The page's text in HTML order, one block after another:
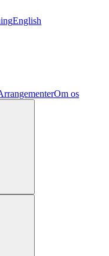
English
Om os